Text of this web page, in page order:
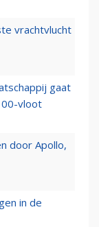
vrachtvlucht
gaat
vloot
door Apollo,
in de